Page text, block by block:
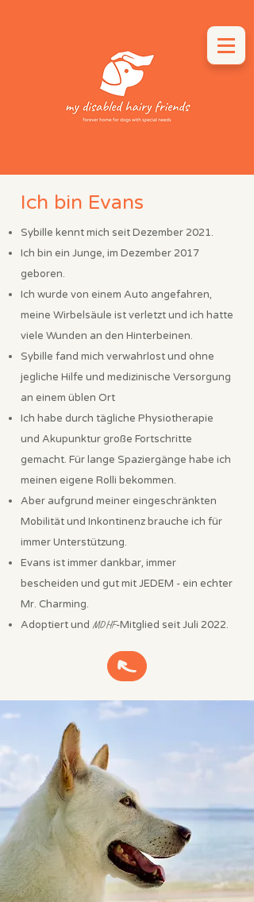
Ich bin Evans
Sybille kennt mich seit Dezember 2021.
Ich bin ein Junge, im Dezember 2017
geboren.
Ich wurde von einem Auto angefahren,
meine Wirbelsäule ist verletzt und ich hatte
viele Wunden an den Hinterbeinen.
Sybille fand mich verwahrlost und ohne
jegliche Hilfe und medizinische Versorgung
an einem üblen Ort
Ich habe durch tägliche Physiotherapie
und Akupunktur große Fortschritte
gemacht. Für lange Spaziergänge habe ich
meinen eigene Rolli bekommen.
Aber aufgrund meiner eingeschränkten
Mobilität und Inkontinenz brauche ich für
immer Unterstützung.
Evans ist immer dankbar, immer
bescheiden und gut mit JEDEM - ein echter
Mr. Charming.
Adoptiert und MDHF-Mitglied seit Juli 2022.